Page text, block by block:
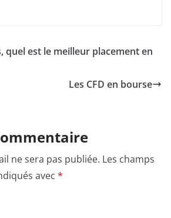
quel est le meilleur placement en
Les CFD en bourse
ne sera pas publiée. Les champs
avec *